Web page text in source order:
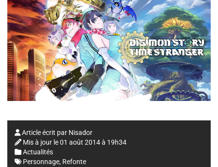
Article écrit par Nisador
Mis à jour le01 août 2014 à 19h34
Actualités
Personnage, Refonte